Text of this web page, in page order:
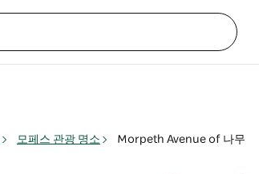
모페스 관광 명소 Morpeth Avenue of 나무